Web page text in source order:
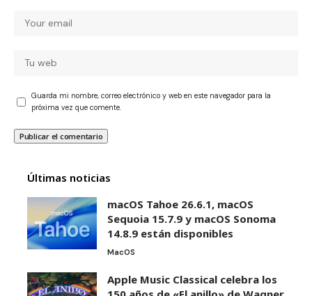
Guarda mi nombre, correo electrónico y web en este navegador para la
próxima vez que comente.
Últimas noticias
macOS Tahoe 26.6.1, macOS
Sequoia 15.7.9 y macOS Sonoma
14.8.9 están disponibles
MacOS
Apple Music Classical celebra los